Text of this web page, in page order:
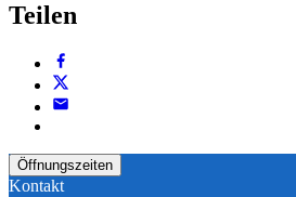
Teilen
Öffnungszeiten
Kontakt